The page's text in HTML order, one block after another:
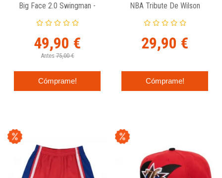
Big Face 2.0 Swingman -
Mitchell & Ness.
49,90 €
Antes 75,00 €
Cómprame!
NBA Tribute De Wilson
29,90 €
Cómprame!